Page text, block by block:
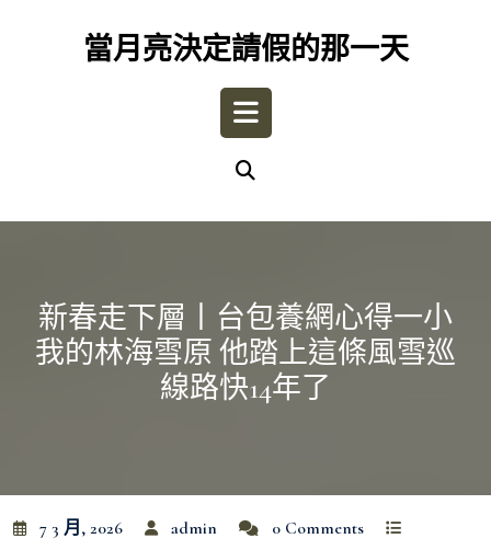
當月亮決定請假的那一天
Open
新春走下層丨台包養網心得一小
我的林海雪原 他踏上這條風雪巡
線路快14年了
7 3 月, 2026 admin
0 Comments